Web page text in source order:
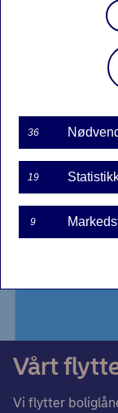
Vårt
Vi flytter
36
19
9